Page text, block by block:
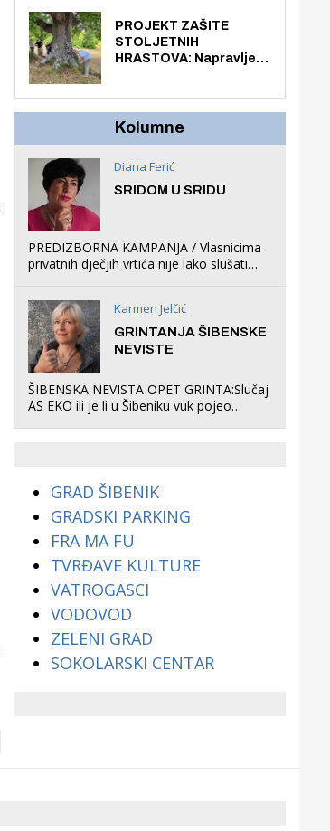
knjiga na kućnu adresu
električnim biciklom.
PROJEKT ZAŠITE
STOLJETNIH
HRASTOVA: Napravljen
Kolumne
Diana Ferić
SRIDOM U SRIDU
PREDIZBORNA KAMPANJA / Vlasnicima
privatnih dječjih vrtića nije lako slušati
što oni rade u Šibeniku ne postoji
Karmen Jelčić
GRINTANJA ŠIBENSKE
NEVISTE
ŠIBENSKA NEVISTA OPET GRINTA:Slučaj
AS EKO ili je li u Šibeniku vuk pojeo
GRAD ŠIBENIK
GRADSKI PARKING
FRA MA FU
TVRĐAVE KULTURE
VATROGASCI
VODOVOD
ZELENI GRAD
SOKOLARSKI CENTAR